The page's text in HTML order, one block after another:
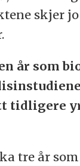
skjer jo
år som
tidligere
tre år